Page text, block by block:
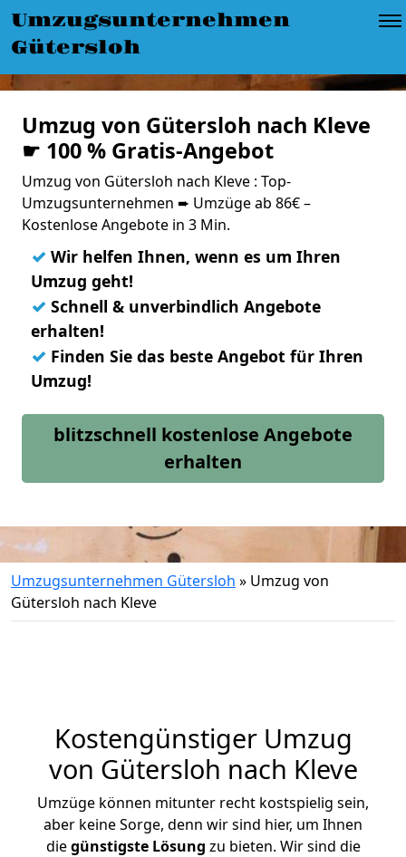
Umzugsunternehmen
Gütersloh
Umzug von Gütersloh nach Kleve
☛ 100 % Gratis-Angebot
Umzug von Gütersloh nach Kleve : Top-
Umzugsunternehmen ➨ Umzüge ab 86€ –
Kostenlose Angebote in 3 Min.
✓ Wir helfen Ihnen, wenn es um Ihren
Umzug geht!
✓ Schnell & unverbindlich Angebote
erhalten!
✓ Finden Sie das beste Angebot für Ihren
Umzug!
blitzschnell kostenlose Angebote
erhalten
Umzugsunternehmen Gütersloh » Umzug von
Gütersloh nach Kleve
Kostengünstiger Umzug
von Gütersloh nach Kleve
Umzüge können mitunter recht kostspielig sein,
aber keine Sorge, denn wir sind hier, um Ihnen
diegünstigste Lösung zu bieten. Wir sind die